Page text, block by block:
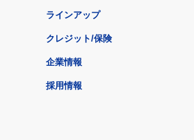
ラインアップ
クレジット/保険
企業情報
採用情報